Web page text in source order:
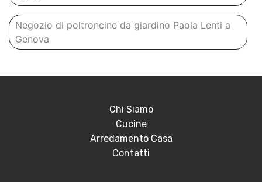
Negozio di poltroncine da giardino Paola Lenti a
Genova
Chi Siamo
Cucine
Arredamento Casa
Contatti